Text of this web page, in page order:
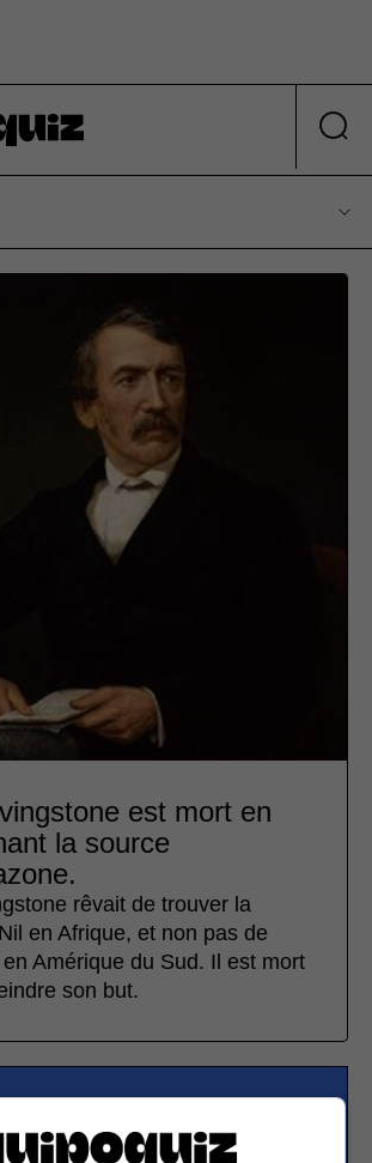
est mort en
la source
rêvait de trouver la
en Afrique, et non pas de
en Amérique du Sud. Il est mort
son but.